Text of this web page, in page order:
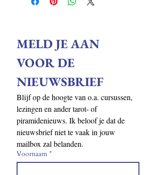
MELD JE AAN
VOOR DE
NIEUWSBRIEF
Blijf op de hoogte van o.a. cursussen,
lezingen en ander tarot- of
piramidenieuws. Ik beloof je dat de
nieuwsbrief niet te vaak in jouw
mailbox zal belanden.
Voornaam *